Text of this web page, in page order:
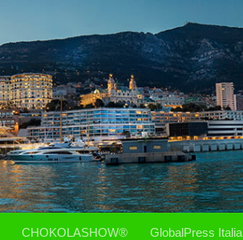
CHOKOLASHOW® GlobalPress Italia